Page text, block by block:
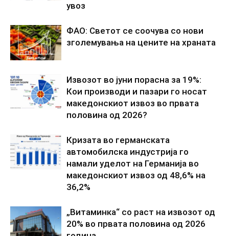
увоз
ФАО: Светот се соочува со нови
зголемувања на цените на храната
Извозот во јуни порасна за 19%:
Кои производи и пазари го носат
македонскиот извоз во првата
половина од 2026?
Кризата во германската
автомобилска индустрија го
намали уделот на Германија во
македонскиот извоз од 48,6% на
36,2%
„Витаминка“ со раст на извозот од
20% во првата половина од 2026